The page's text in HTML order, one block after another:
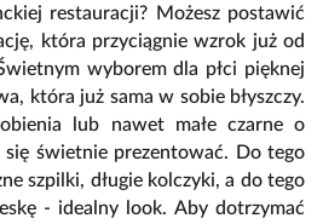
restauracji? Możesz postawić
która przyciągnie wzrok już od
wyborem dla płci pięknej
która już sama w sobie błyszczy.
lub nawet małe czarne o
świetnie prezentować. Do tego
szpilki, długie kolczyki, a do tego
- idealny look. Aby dotrzymać